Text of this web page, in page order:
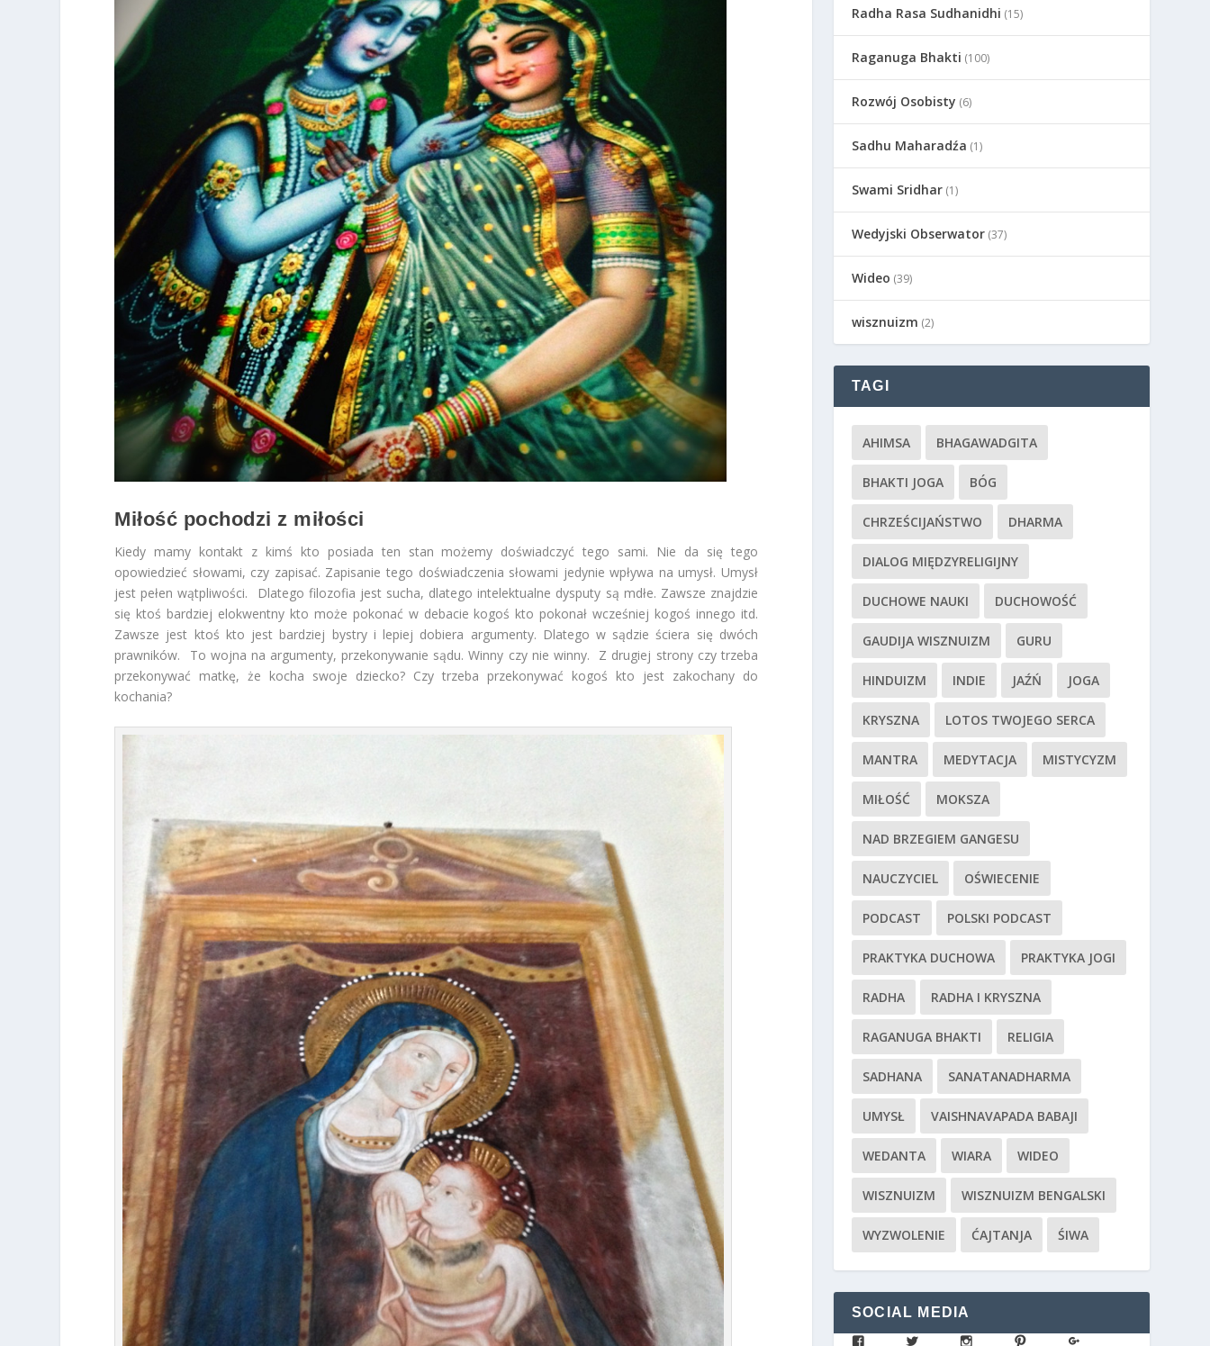
Miłość pochodzi z miłości
Kiedy mamy kontakt z kimś kto posiada ten stan możemy doświadczyć tego sami. Nie da się tego
opowiedzieć słowami, czy zapisać. Zapisanie tego doświadczenia słowami jedynie wpływa na umysł. Umysł
jest pełen wątpliwości. Dlatego filozofia jest sucha, dlatego intelektualne dysputy są mdłe. Zawsze znajdzie
się ktoś bardziej elokwentny kto może pokonać w debacie kogoś kto pokonał wcześniej kogoś innego itd.
Zawsze jest ktoś kto jest bardziej bystry i lepiej dobiera argumenty. Dlatego w sądzie ściera się dwóch
prawników. To wojna na argumenty, przekonywanie sądu. Winny czy nie winny. Z drugiej strony czy trzeba
przekonywać matkę, że kocha swoje dziecko? Czy trzeba przekonywać kogoś kto jest zakochany do
kochania?
Radha Rasa Sudhanidhi (15)
Raganuga Bhakti (100)
Rozwój Osobisty (6)
Sadhu Maharadźa (1)
Swami Sridhar(1)
Wedyjski Obserwator(37)
Wideo (39)
wisznuizm (2)
TAGI
AHIMSA BHAGAWADGITA
BHAKTI JOGA BÓG
CHRZEŚCIJAŃSTWO DHARMA
DIALOG MIĘDZYRELIGIJNY
DUCHOWE NAUKI DUCHOWOŚĆ
GAUDIJA WISZNUIZM GURU
HINDUIZM INDIE JAŹŃ JOGA
KRYSZNA LOTOS TWOJEGO SERCA
MANTRA MEDYTACJA MISTYCYZM
MIŁOŚĆ MOKSZA
NAD BRZEGIEM GANGESU
NAUCZYCIEL OŚWIECENIE
PODCAST POLSKI PODCAST
PRAKTYKA DUCHOWA PRAKTYKA JOGI
RADHA RADHA I KRYSZNA
RAGANUGA BHAKTI RELIGIA
SADHANA SANATANADHARMA
UMYSŁ VAISHNAVAPADA BABAJI
WEDANTA WIARA WIDEO
WISZNUIZM WISZNUIZM BENGALSKI
WYZWOLENIE ĆAJTANJA ŚIWA
SOCIAL MEDIA